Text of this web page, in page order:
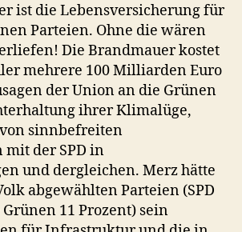
ist die Lebensversicherung für
Parteien. Ohne die wären
Die Brandmauer kostet
mehrere 100 Milliarden Euro
der Union an die Grünen
ihrer Klimalüge,
sinnbefreiten
mit der SPD in
und dergleichen. Merz hätte
abgewählten Parteien (SPD
11 Prozent) sein